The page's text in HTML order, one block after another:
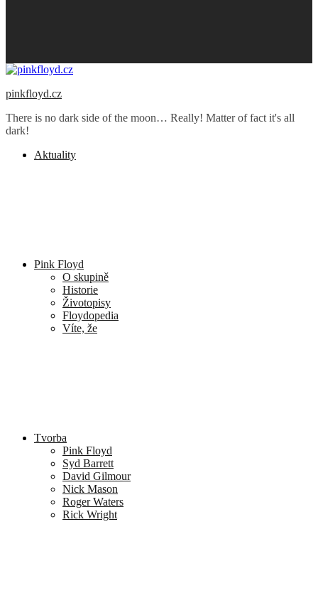
pinkfloyd.cz
There is no dark side of the moon… Really! Matter of fact it's all
dark!
Aktuality
Pink Floyd
O skupině
Historie
Životopisy
Floydopedia
Víte, že
Tvorba
Pink Floyd
Syd Barrett
David Gilmour
Nick Mason
Roger Waters
Rick Wright